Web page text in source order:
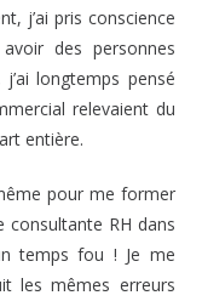
j’ai pris conscience
des personnes
longtemps pensé
relevaient du
entière.
pour me former
consultante RH dans
temps fou ! Je me
les mêmes erreurs